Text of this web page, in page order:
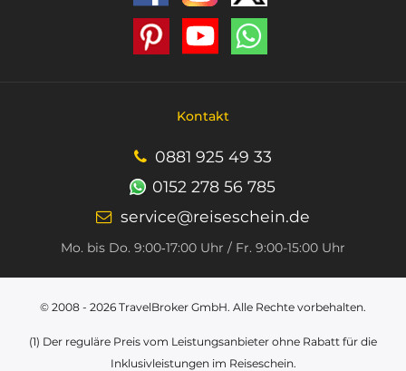
Kontakt
0881 925 49 33
0152 278 56 785
service@reiseschein.de
Mo. bis Do. 9:00‑17:00 Uhr / Fr. 9:00-15:00 Uhr
© 2008 - 2026 TravelBroker GmbH. Alle Rechte vorbehalten.
(1) Der reguläre Preis vom Leistungsanbieter ohne Rabatt für die
Inklusivleistungen im Reiseschein.